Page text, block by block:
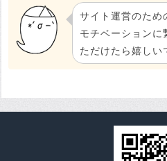
サイト運営のため
モチベーションに
ただけたら嬉しい